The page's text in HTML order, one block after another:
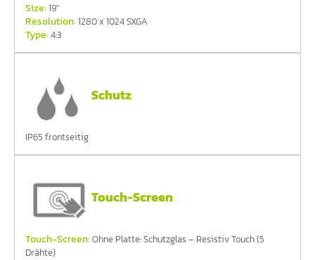
Size: 19"
Resolution: 1280 x 1024 SXGA
Type: 4:3
Schutz
IP65 frontseitig
Touch-Screen
Touch-Screen: Ohne Platte: Schutzglas – Resistiv Touch (5
Drähte)